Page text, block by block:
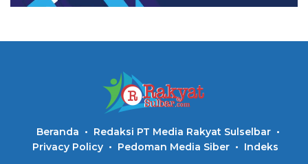
Beranda
Redaksi PT Media Rakyat Sulselbar
Privacy Policy
Pedoman Media Siber Indeks